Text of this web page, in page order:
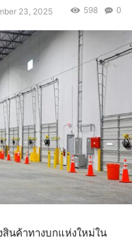
23, 2025 0
598
นค้าทางบกแห่งใหม่ใน